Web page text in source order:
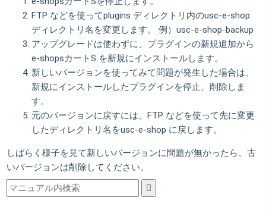
FTP などを使ってplugins ディレクトリ内のusc-e-shop
ディレクトリ名を変更します。 例）usc-e-shop-backup
アップグレードは使わずに、プラグインの新規追加から
e-shopsカートS を新規にインストールします。
新しいバージョンを使ってみて問題が発生した場合は、
新規にインストールしたプラグインを停止、削除しま
す。
元のバージョンに戻すには、FTP などを使って先に変更
したディレクトリ名をusc-e-shop に戻します。
しばらく様子を見て新しいバージョンに問題が無かったら、古
いバージョンは削除してください。